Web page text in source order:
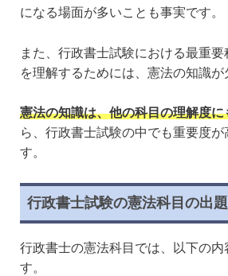
になる場面が多いことも事実です。
また、行政書士試験における最重
を理解するためには、憲法の知識が
憲法の知識は、他の科目の理解度に
ら、行政書士試験の中でも重要度が
す。
行政書士試験の憲法科目の出
行政書士の憲法科目では、以下の内
す。